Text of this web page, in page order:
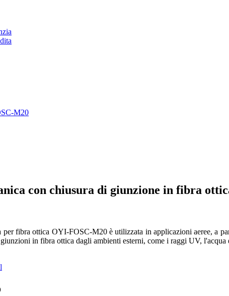
con chiusura di giunzione in fibra
fibra ottica OYI-FOSC-M20 è utilizzata in applicazioni aeree, a
in fibra ottica dagli ambienti esterni, come i raggi UV,